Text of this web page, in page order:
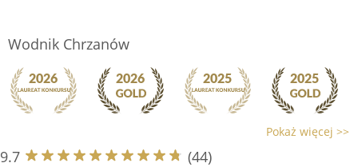
Wodnik Chrzanów
Pokaż więcej >>
9.7 (44)